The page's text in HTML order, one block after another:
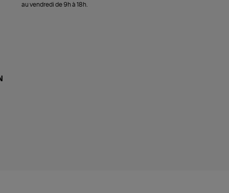
au vendredi de 9h à 18h.